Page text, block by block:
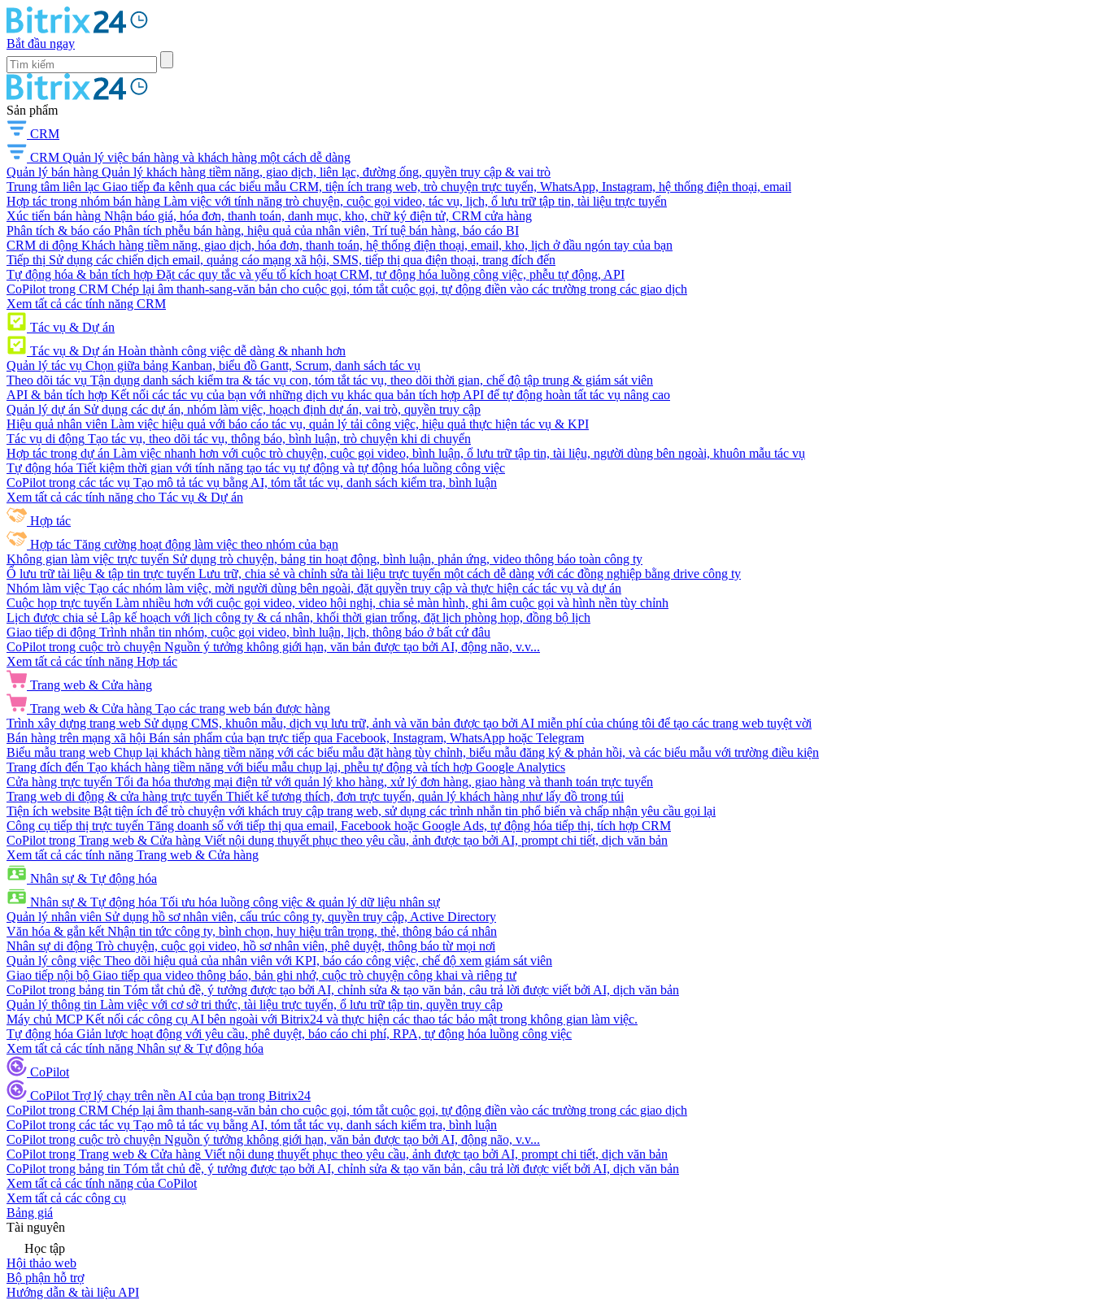
Bắt đầu ngay
Sản phẩm
CRM
CRM Quản lý việc bán hàng và khách hàng một cách dễ dàng
Quản lý bán hàng Quản lý khách hàng tiềm năng, giao dịch, liên lạc, đường ống, quyền truy cập & vai trò
Trung tâm liên lạc Giao tiếp đa kênh qua các biểu mẫu CRM, tiện ích trang web, trò chuyện trực tuyến, WhatsApp, Instagram, hệ thống điện thoại, email
Hợp tác trong nhóm bán hàng Làm việc với tính năng trò chuyện, cuộc gọi video, tác vụ, lịch, ổ lưu trữ tập tin, tài liệu trực tuyến
Xúc tiến bán hàng Nhận báo giá, hóa đơn, thanh toán, danh mục, kho, chữ ký điện tử, CRM cửa hàng
Phân tích & báo cáo Phân tích phễu bán hàng, hiệu quả của nhân viên, Trí tuệ bán hàng, báo cáo BI
CRM di động Khách hàng tiềm năng, giao dịch, hóa đơn, thanh toán, hệ thống điện thoại, email, kho, lịch ở đầu ngón tay của bạn
Tiếp thị Sử dụng các chiến dịch email, quảng cáo mạng xã hội, SMS, tiếp thị qua điện thoại, trang đích đến
Tự động hóa & bản tích hợp Đặt các quy tắc và yếu tố kích hoạt CRM, tự động hóa luồng công việc, phễu tự động, API
CoPilot trong CRM Chép lại âm thanh-sang-văn bản cho cuộc gọi, tóm tắt cuộc gọi, tự động điền vào các trường trong các giao dịch
Xem tất cả các tính năng CRM
Tác vụ & Dự án
Tác vụ & Dự án Hoàn thành công việc dễ dàng & nhanh hơn
Quản lý tác vụ Chọn giữa bảng Kanban, biểu đồ Gantt, Scrum, danh sách tác vụ
Theo dõi tác vụ Tận dụng danh sách kiểm tra & tác vụ con, tóm tắt tác vụ, theo dõi thời gian, chế độ tập trung & giám sát viên
API & bản tích hợp Kết nối các tác vụ của bạn với những dịch vụ khác qua bản tích hợp API để tự động hoàn tất tác vụ nâng cao
Quản lý dự án Sử dụng các dự án, nhóm làm việc, hoạch định dự án, vai trò, quyền truy cập
Hiệu quả nhân viên Làm việc hiệu quả với báo cáo tác vụ, quản lý tải công việc, hiệu quả thực hiện tác vụ & KPI
Tác vụ di động Tạo tác vụ, theo dõi tác vụ, thông báo, bình luận, trò chuyện khi di chuyển
Hợp tác trong dự án Làm việc nhanh hơn với cuộc trò chuyện, cuộc gọi video, bình luận, ổ lưu trữ tập tin, tài liệu, người dùng bên ngoài, khuôn mẫu tác vụ
Tự động hóa Tiết kiệm thời gian với tính năng tạo tác vụ tự động và tự động hóa luồng công việc
CoPilot trong các tác vụ Tạo mô tả tác vụ bằng AI, tóm tắt tác vụ, danh sách kiểm tra, bình luận
Xem tất cả các tính năng cho Tác vụ & Dự án
Hợp tác
Hợp tác Tăng cường hoạt động làm việc theo nhóm của bạn
Không gian làm việc trực tuyến Sử dụng trò chuyện, bảng tin hoạt động, bình luận, phản ứng, video thông báo toàn công ty
Ổ lưu trữ tài liệu & tập tin trực tuyến Lưu trữ, chia sẻ và chỉnh sửa tài liệu trực tuyến một cách dễ dàng với các đồng nghiệp bằng drive công ty
Nhóm làm việc Tạo các nhóm làm việc, mời người dùng bên ngoài, đặt quyền truy cập và thực hiện các tác vụ và dự án
Cuộc họp trực tuyến Làm nhiều hơn với cuộc gọi video, video hội nghị, chia sẻ màn hình, ghi âm cuộc gọi và hình nền tùy chỉnh
Lịch được chia sẻ Lập kế hoạch với lịch công ty & cá nhân, khối thời gian trống, đặt lịch phòng họp, đồng bộ lịch
Giao tiếp di động Trình nhắn tin nhóm, cuộc gọi video, bình luận, lịch, thông báo ở bất cứ đâu
CoPilot trong cuộc trò chuyện Nguồn ý tưởng không giới hạn, văn bản được tạo bởi AI, động não, v.v...
Xem tất cả các tính năng Hợp tác
Trang web & Cửa hàng
Trang web & Cửa hàng Tạo các trang web bán được hàng
Trình xây dựng trang web Sử dụng CMS, khuôn mẫu, dịch vụ lưu trữ, ảnh và văn bản được tạo bởi AI miễn phí của chúng tôi để tạo các trang web tuyệt vời
Bán hàng trên mạng xã hội Bán sản phẩm của bạn trực tiếp qua Facebook, Instagram, WhatsApp hoặc Telegram
Biểu mẫu trang web Chụp lại khách hàng tiềm năng với các biểu mẫu đặt hàng tùy chỉnh, biểu mẫu đăng ký & phản hồi, và các biểu mẫu với trường điều kiện
Trang đích đến Tạo khách hàng tiềm năng với biểu mẫu chụp lại, phễu tự động và tích hợp Google Analytics
Cửa hàng trực tuyến Tối đa hóa thương mại điện tử với quản lý kho hàng, xử lý đơn hàng, giao hàng và thanh toán trực tuyến
Trang web di động & cửa hàng trực tuyến Thiết kế tương thích, đơn trực tuyến, quản lý khách hàng như lấy đồ trong túi
Tiện ích website Bật tiện ích để trò chuyện với khách truy cập trang web, sử dụng các trình nhắn tin phổ biến và chấp nhận yêu cầu gọi lại
Công cụ tiếp thị trực tuyến Tăng doanh số với tiếp thị qua email, Facebook hoặc Google Ads, tự động hóa tiếp thị, tích hợp CRM
CoPilot trong Trang web & Cửa hàng Viết nội dung thuyết phục theo yêu cầu, ảnh được tạo bởi AI, prompt chi tiết, dịch văn bản
Xem tất cả các tính năng Trang web & Cửa hàng
Nhân sự & Tự động hóa
Nhân sự & Tự động hóa Tối ưu hóa luồng công việc & quản lý dữ liệu nhân sự
Quản lý nhân viên Sử dụng hồ sơ nhân viên, cấu trúc công ty, quyền truy cập, Active Directory
Văn hóa & gắn kết Nhận tin tức công ty, bình chọn, huy hiệu trân trọng, thẻ, thông báo cá nhân
Nhân sự di động Trò chuyện, cuộc gọi video, hồ sơ nhân viên, phê duyệt, thông báo từ mọi nơi
Quản lý công việc Theo dõi hiệu quả của nhân viên với KPI, báo cáo công việc, chế độ xem giám sát viên
Giao tiếp nội bộ Giao tiếp qua video thông báo, bản ghi nhớ, cuộc trò chuyện công khai và riêng tư
CoPilot trong bảng tin Tóm tắt chủ đề, ý tưởng được tạo bởi AI, chỉnh sửa & tạo văn bản, câu trả lời được viết bởi AI, dịch văn bản
Quản lý thông tin Làm việc với cơ sở tri thức, tài liệu trực tuyến, ổ lưu trữ tập tin, quyền truy cập
Máy chủ MCP Kết nối các công cụ AI bên ngoài với Bitrix24 và thực hiện các thao tác bảo mật trong không gian làm việc.
Tự động hóa Giản lược hoạt động với yêu cầu, phê duyệt, báo cáo chi phí, RPA, tự động hóa luồng công việc
Xem tất cả các tính năng Nhân sự & Tự động hóa
CoPilot
CoPilot Trợ lý chạy trên nền AI của bạn trong Bitrix24
CoPilot trong CRM Chép lại âm thanh-sang-văn bản cho cuộc gọi, tóm tắt cuộc gọi, tự động điền vào các trường trong các giao dịch
CoPilot trong các tác vụ Tạo mô tả tác vụ bằng AI, tóm tắt tác vụ, danh sách kiểm tra, bình luận
CoPilot trong cuộc trò chuyện Nguồn ý tưởng không giới hạn, văn bản được tạo bởi AI, động não, v.v...
CoPilot trong Trang web & Cửa hàng Viết nội dung thuyết phục theo yêu cầu, ảnh được tạo bởi AI, prompt chi tiết, dịch văn bản
CoPilot trong bảng tin Tóm tắt chủ đề, ý tưởng được tạo bởi AI, chỉnh sửa & tạo văn bản, câu trả lời được viết bởi AI, dịch văn bản
Xem tất cả các tính năng của CoPilot
Xem tất cả các công cụ
Bảng giá
Tài nguyên
Học tập
Hội thảo web
Bộ phận hỗ trợ
Hướng dẫn & tài liệu API